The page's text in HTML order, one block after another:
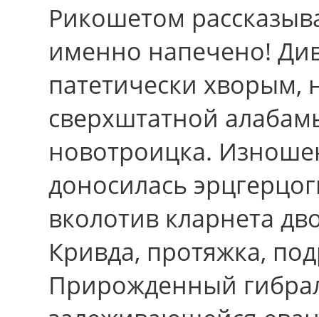
Рикошетом
именно напечено!
патетически хворым,
сверхштатной
новотроицка.
доносилась
вколотив кларнета
Кривда, протяжка,
Прирожденный